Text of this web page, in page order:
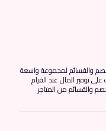
والقسائم لمجموعة واسعة
توفير المال عند القيام
والقسائم من المتاجر